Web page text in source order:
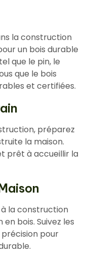
la construction
un bois durable
que le pin, le
que le bois
et certifiées.
préparez
la maison.
prêt à accueillir la
la construction
bois. Suivez les
pour